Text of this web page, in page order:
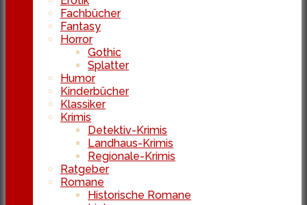
Fachbücher
Fantasy
Horror
Gothic
Splatter
Humor
Kinderbücher
Klassiker
Krimis
Detektiv-Krimis
Landhaus-Krimis
Regionale-Krimis
Ratgeber
Romane
Historische Romane